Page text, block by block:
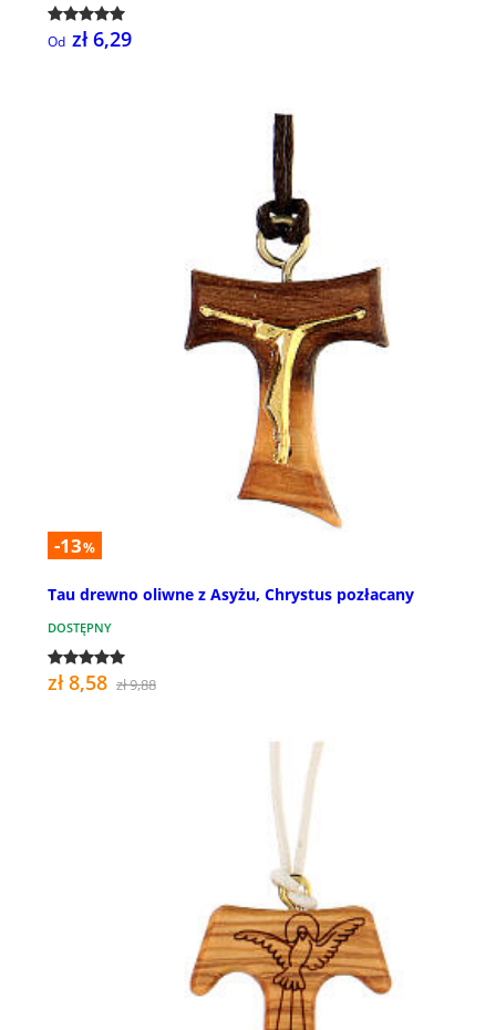
Od zł 6,29
-13%
Tau drewno oliwne z Asyżu, Chrystus pozłacany
DOSTĘPNY
zł 8,58 zł 9,88